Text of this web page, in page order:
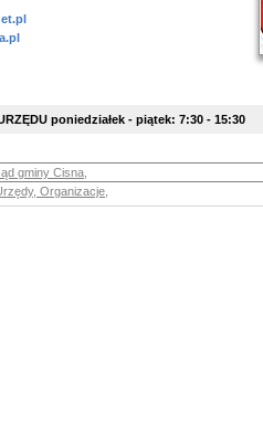
poniedziałek - piątek: 7:30 - 15:30
gminy Cisna
Organizacje